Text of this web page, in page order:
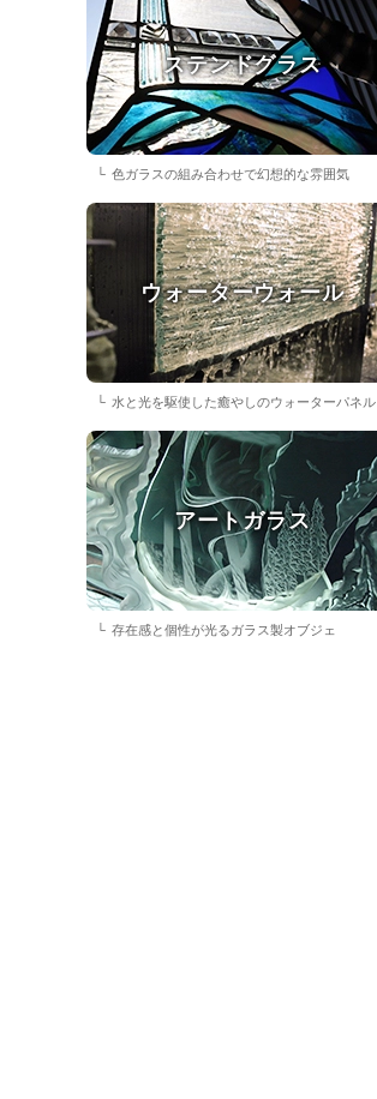
ステンドグラス
色ガラスの組み合わせで幻想的な雰囲気
ウォーターウォール
水と光を駆使した癒やしのウォーターパネル
アートガラス
存在感と個性が光るガラス製オブジェ